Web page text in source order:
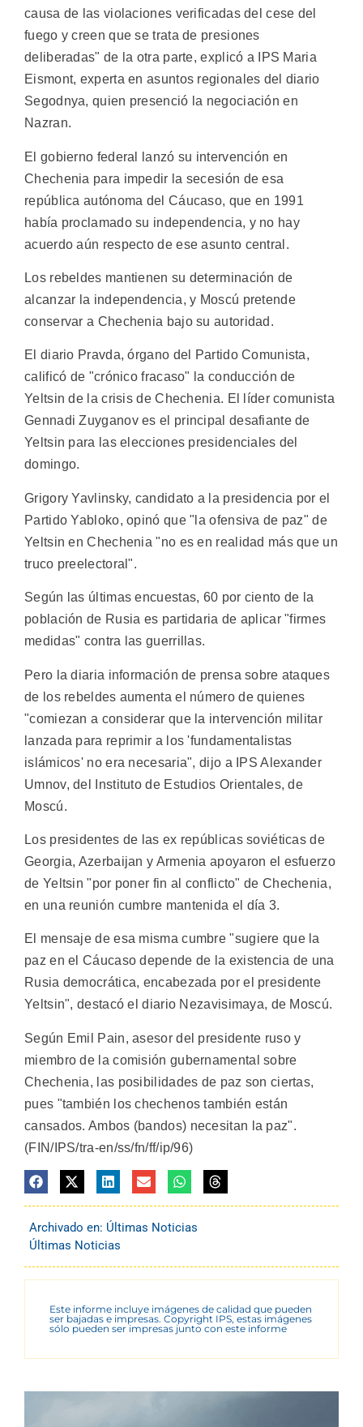
causa de las violaciones verificadas del cese del
fuego y creen que se trata de presiones
deliberadas" de la otra parte, explicó a IPS Maria
Eismont, experta en asuntos regionales del diario
Segodnya, quien presenció la negociación en
Nazran.
El gobierno federal lanzó su intervención en
Chechenia para impedir la secesión de esa
república autónoma del Cáucaso, que en 1991
había proclamado su independencia, y no hay
acuerdo aún respecto de ese asunto central.
Los rebeldes mantienen su determinación de
alcanzar la independencia, y Moscú pretende
conservar a Chechenia bajo su autoridad.
El diario Pravda, órgano del Partido Comunista,
calificó de "crónico fracaso" la conducción de
Yeltsin de la crisis de Chechenia. El líder comunista
Gennadi Zuyganov es el principal desafiante de
Yeltsin para las elecciones presidenciales del
domingo.
Grigory Yavlinsky, candidato a la presidencia por el
Partido Yabloko, opinó que "la ofensiva de paz" de
Yeltsin en Chechenia "no es en realidad más que un
truco preelectoral".
Según las últimas encuestas, 60 por ciento de la
población de Rusia es partidaria de aplicar "firmes
medidas" contra las guerrillas.
Pero la diaria información de prensa sobre ataques
de los rebeldes aumenta el número de quienes
"comiezan a considerar que la intervención militar
lanzada para reprimir a los 'fundamentalistas
islámicos' no era necesaria", dijo a IPS Alexander
Umnov, del Instituto de Estudios Orientales, de
Moscú.
Los presidentes de las ex repúblicas soviéticas de
Georgia, Azerbaijan y Armenia apoyaron el esfuerzo
de Yeltsin "por poner fin al conflicto" de Chechenia,
en una reunión cumbre mantenida el día 3.
El mensaje de esa misma cumbre "sugiere que la
paz en el Cáucaso depende de la existencia de una
Rusia democrática, encabezada por el presidente
Yeltsin", destacó el diario Nezavisimaya, de Moscú.
Según Emil Pain, asesor del presidente ruso y
miembro de la comisión gubernamental sobre
Chechenia, las posibilidades de paz son ciertas,
pues "también los chechenos también están
cansados. Ambos (bandos) necesitan la paz".
(FIN/IPS/tra-en/ss/fn/ff/ip/96)
Archivado en: Últimas Noticias
Últimas Noticias
Este informe incluye imágenes de calidad que pueden
ser bajadas e impresas. Copyright IPS, estas imágenes
sólo pueden ser impresas junto con este informe